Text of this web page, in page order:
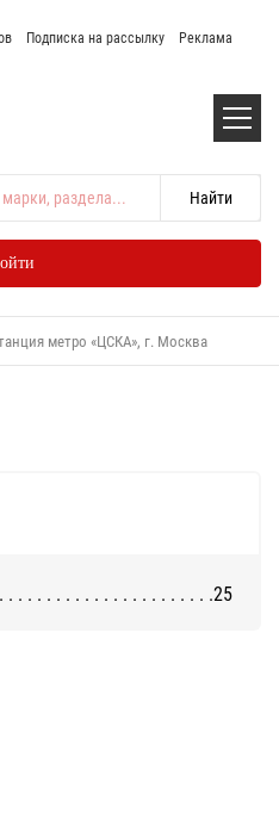
Подписка на рассылку
Реклама
раздела...
метро «ЦСКА», г. Москва
25